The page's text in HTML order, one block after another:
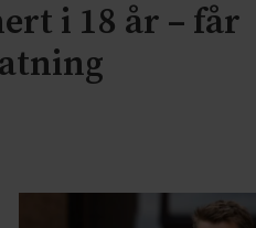
i 18 år – får